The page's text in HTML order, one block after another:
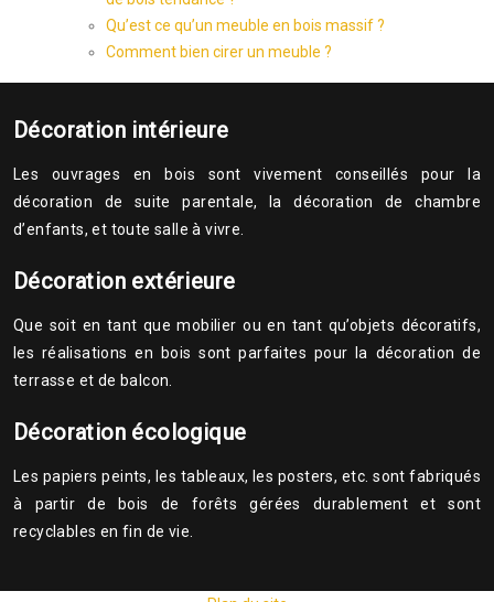
Qu’est ce qu’un meuble en bois massif ?
Comment bien cirer un meuble ?
Décoration intérieure
Les ouvrages en bois sont vivement conseillés pour la
décoration de suite parentale, la décoration de chambre
d’enfants, et toute salle à vivre.
Décoration extérieure
Que soit en tant que mobilier ou en tant qu’objets décoratifs,
les réalisations en bois sont parfaites pour la décoration de
terrasse et de balcon.
Décoration écologique
Les papiers peints, les tableaux, les posters, etc. sont fabriqués
à partir de bois de forêts gérées durablement et sont
recyclables en fin de vie.